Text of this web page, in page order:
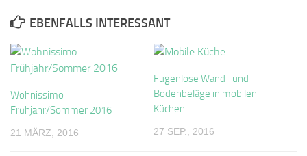
EBENFALLS INTERESSANT
Wohnissimo
Frühjahr/Sommer 2016
21 MÄRZ, 2016
Fugenlose Wand- und
Bodenbeläge in mobilen
Küchen
27 SEP., 2016